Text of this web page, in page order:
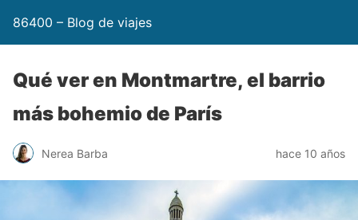
86400 – Blog de viajes
Qué ver en Montmartre, el barrio
más bohemio de París
Nerea Barba hace 10 años